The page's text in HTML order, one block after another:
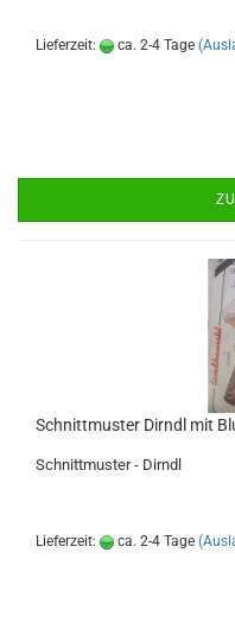
Lieferzeit: ca. 2-4 Tage
Schnittmuster Dirndl mit
Schnittmuster - Dirndl
Lieferzeit: ca. 2-4 Tage